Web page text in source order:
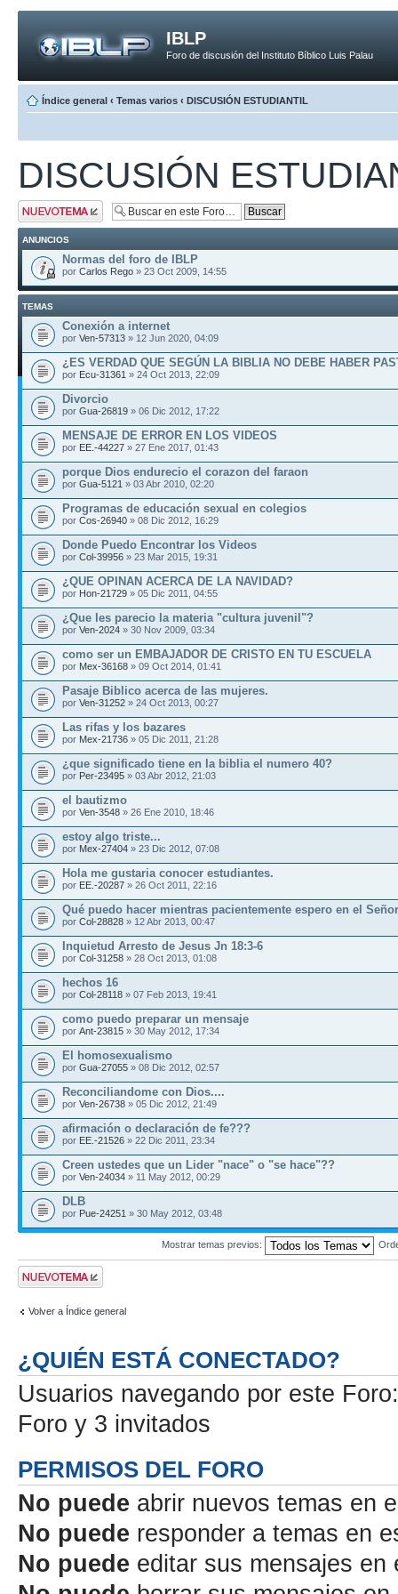
IBLP
Foro de discusión del Instituto Bíblico Luis Palau
Índice general ‹ Temas varios ‹ DISCUSIÓN ESTUDIANTIL
DISCUSIÓN
Publicar un nuevo
tema
ANUNCIOS
Normas del foro de IBLP
por Carlos Rego » 23 Oct 2009, 14:55
TEMAS
Conexión a internet
por Ven-57313 » 12 Jun 2020, 04:09
¿ES VERDAD QUE SEGÚN LA BIBLIA NO DEBE HABER
por Ecu-31361 » 24 Oct 2013, 22:09
Divorcio
por Gua-26819 » 06 Dic 2012, 17:22
MENSAJE DE ERROR EN LOS VIDEOS
por EE.-44227 » 27 Ene 2017, 01:43
porque Dios endurecio el corazon del faraon
por Gua-5121 » 03 Abr 2010, 02:20
Programas de educación sexual en colegios
por Cos-26940 » 08 Dic 2012, 16:29
Donde Puedo Encontrar los Videos
por Col-39956 » 23 Mar 2015, 19:31
¿QUE OPINAN ACERCA DE LA NAVIDAD?
por Hon-21729 » 05 Dic 2011, 04:55
¿Que les parecio la materia "cultura juvenil"?
por Ven-2024 » 30 Nov 2009, 03:34
como ser un EMBAJADOR DE CRISTO EN TU ESCUELA
por Mex-36168 » 09 Oct 2014, 01:41
Pasaje Biblico acerca de las mujeres.
por Ven-31252 » 24 Oct 2013, 00:27
Las rifas y los bazares
por Mex-21736 » 05 Dic 2011, 21:28
¿que significado tiene en la biblia el numero 40?
por Per-23495 » 03 Abr 2012, 21:03
el bautizmo
por Ven-3548 » 26 Ene 2010, 18:46
estoy algo triste...
por Mex-27404 » 23 Dic 2012, 07:08
Hola me gustaria conocer estudiantes.
por EE.-20287 » 26 Oct 2011, 22:16
Qué puedo hacer mientras pacientemente espero en el
por Col-28828 » 12 Abr 2013, 00:47
Inquietud Arresto de Jesus Jn 18:3-6
por Col-31258 » 28 Oct 2013, 01:08
hechos 16
por Col-28118 » 07 Feb 2013, 19:41
como puedo preparar un mensaje
por Ant-23815 » 30 May 2012, 17:34
El homosexualismo
por Gua-27055 » 08 Dic 2012, 02:57
Reconciliandome con Dios....
por Ven-26738 » 05 Dic 2012, 21:49
afirmación o declaración de fe???
por EE.-21526 » 22 Dic 2011, 23:34
Creen ustedes que un Lider "nace" o "se hace"??
por Ven-24034 » 11 May 2012, 00:29
DLB
por Pue-24251 » 30 May 2012, 03:48
Mostrar temas previos:
Publicar un nuevo
tema
Volver a Índice general
¿QUIÉN ESTÁ CONECTADO?
Usuarios navegando por este
Foro y 3 invitados
PERMISOS DEL FORO
No puede abrir nuevos temas en
No puede responder a temas en
No puede editar sus mensajes en